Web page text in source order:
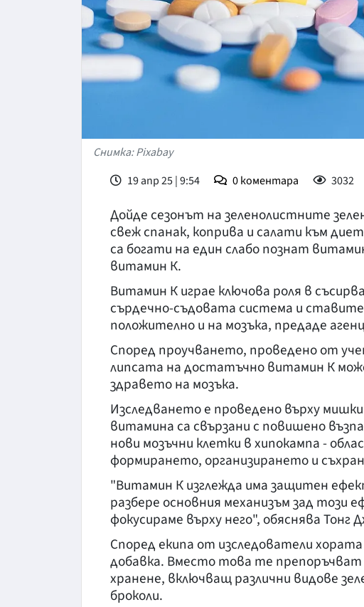
Снимка: Pixabay
19 апр 25 | 9:54
0коментара 3032
Дойде сезонът на зеленолистните
свеж спанак, коприва и салати към
са богати на един слабо познат
витамин К.
Витамин К играе ключова роля в
сърдечно-съдовата система и
положително и на мозъка, предаде
Според проучването, проведено от
липсата на достатъчно витамин К
здравето на мозъка.
Изследването е проведено върху
витамина са свързани с повишено
нови мозъчни клетки в хипокампа -
формирането, организирането и
"Витамин К изглежда има защитен
разбере основния механизъм зад този
фокусираме върху него", обяснява
Според екипа от изследователи
добавка. Вместо това те препоръчват
хранене, включващ различни видове
броколи.